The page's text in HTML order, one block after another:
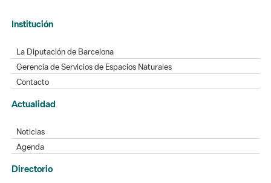
Institución
La Diputación de Barcelona
Gerencia de Servicios de Espacios Naturales
Contacto
Actualidad
Noticias
Agenda
Directorio